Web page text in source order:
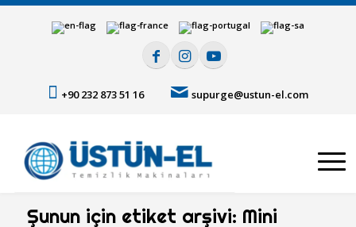
+90 232 873 51 16 supurge@ustun-el.com
Şunun için etiket arşivi: Mini